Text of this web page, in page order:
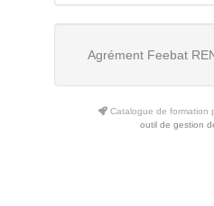
Agrément Feebat
Catalogue de formation
outil de gestion